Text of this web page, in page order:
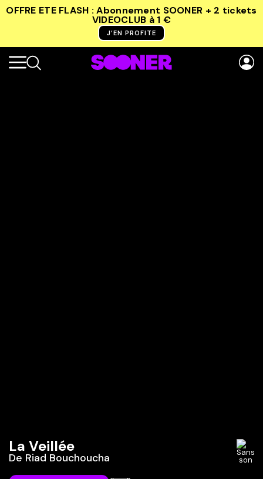
OFFRE ETE FLASH : Abonnement SOONER + 2 tickets
VIDEOCLUB à 1 €
J’EN PROFITE
La Veillée
De Riad Bouchoucha